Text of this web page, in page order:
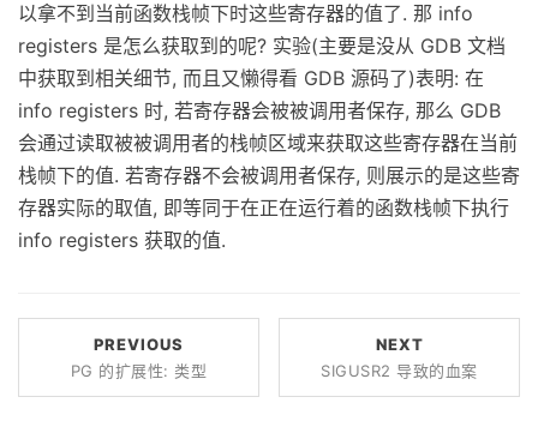
以拿不到当前函数栈帧下时这些寄存器的值了. 那 info
registers 是怎么获取到的呢? 实验(主要是没从 GDB 文档
中获取到相关细节, 而且又懒得看 GDB 源码了)表明: 在
info registers 时, 若寄存器会被被调用者保存, 那么 GDB
会通过读取被被调用者的栈帧区域来获取这些寄存器在当前
栈帧下的值. 若寄存器不会被调用者保存, 则展示的是这些寄
存器实际的取值, 即等同于在正在运行着的函数栈帧下执行
info registers 获取的值.
PREVIOUS
PG 的扩展性: 类型
NEXT
SIGUSR2 导致的血案